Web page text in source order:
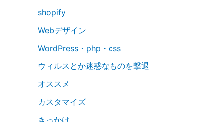
shopify
Webデザイン
WordPress・php・css
ウィルスとか迷惑なものを撃退
オススメ
カスタマイズ
きっかけ